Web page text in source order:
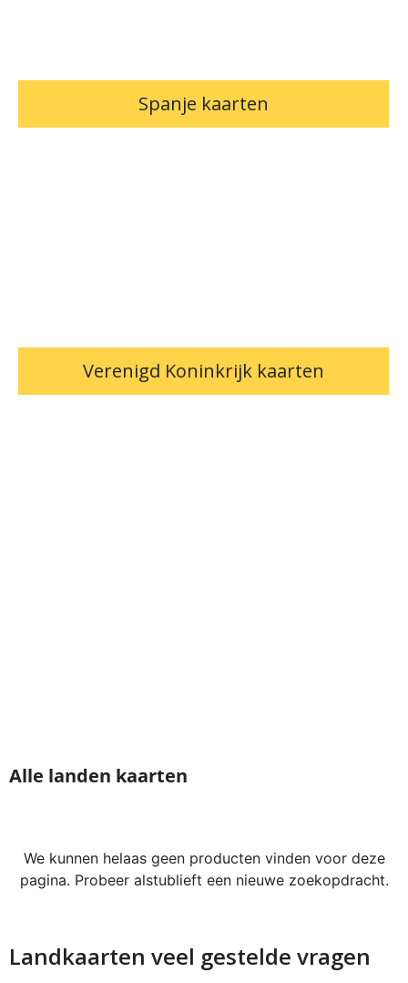
Spanje kaarten
Verenigd Koninkrijk kaarten
Alle landen kaarten
We kunnen helaas geen producten vinden voor deze
pagina. Probeer alstublieft een nieuwe zoekopdracht.
Landkaarten veel gestelde vragen